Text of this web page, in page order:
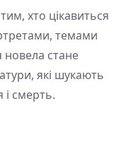
хто цікавиться
темами
стане
які шукають
і смерть.